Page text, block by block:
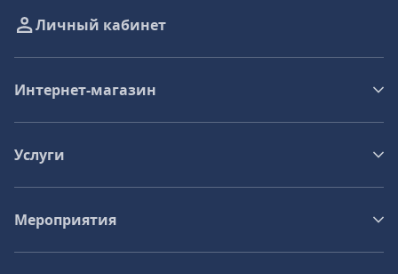
Личный кабинет
Интернет-магазин
Услуги
Мероприятия